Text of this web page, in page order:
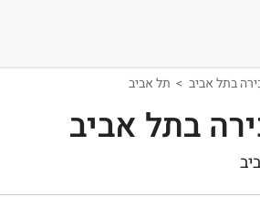
בתל אביב תל אביב
בתל אביב